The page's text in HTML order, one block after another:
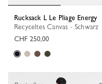
Rucksack L Le Pliage Energy
Recyceltes Canvas - Schwarz
CHF 250,00